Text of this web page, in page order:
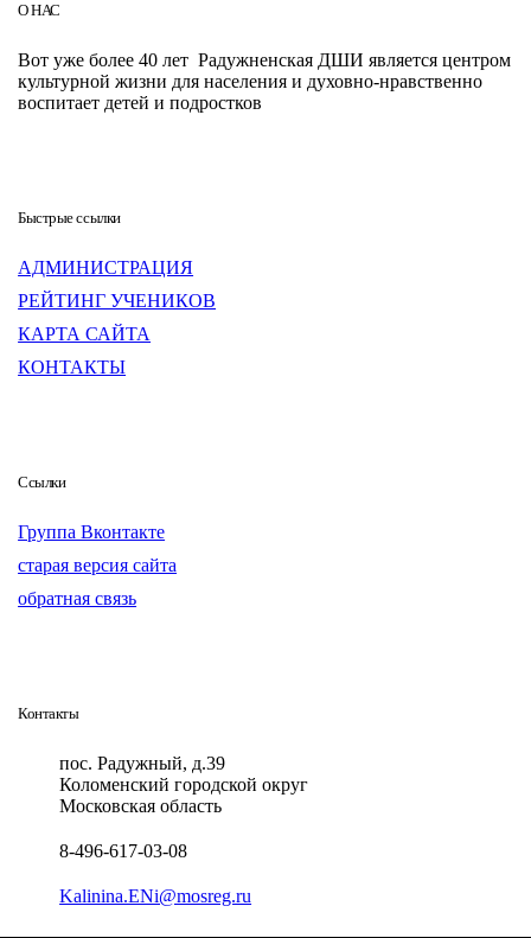
О НАС
Вот уже более 40 лет Радужненская ДШИ является центром
культурной жизни для населения и духовно-нравственно
воспитает детей и подростков
Быстрые ссылки
АДМИНИСТРАЦИЯ
РЕЙТИНГ УЧЕНИКОВ
КАРТА САЙТА
КОНТАКТЫ
Ссылки
Группа Вконтакте
старая версия сайта
обратная связь
Контакты
пос. Радужный, д.39
Коломенский городской округ
Московская область
8-496-617-03-08
Kalinina.ENi@mosreg.ru